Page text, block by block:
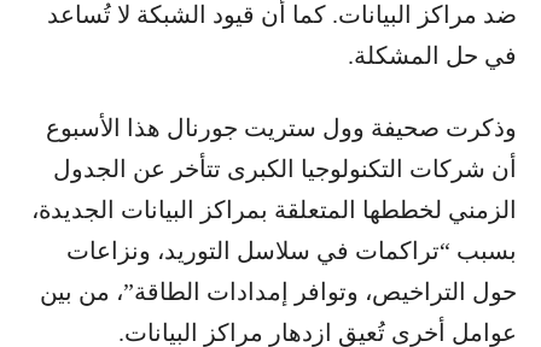
ضد مراكز البيانات. كما أن قيود الشبكة لا تُساعد
في حل المشكلة.
وذكرت صحيفة وول ستريت جورنال هذا الأسبوع
أن شركات التكنولوجيا الكبرى تتأخر عن الجدول
الزمني لخططها المتعلقة بمراكز البيانات الجديدة،
بسبب “تراكمات في سلاسل التوريد، ونزاعات
حول التراخيص، وتوافر إمدادات الطاقة”، من بين
عوامل أخرى تُعيق ازدهار مراكز البيانات.